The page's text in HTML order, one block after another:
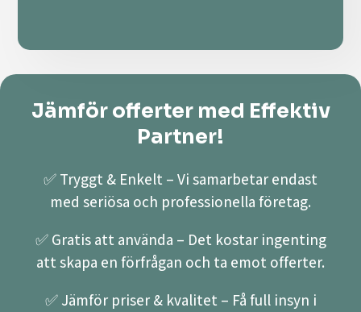
Jämför offerter med Effektiv
Partner!
✅ Tryggt & Enkelt – Vi samarbetar endast
med seriösa och professionella företag.
✅ Gratis att använda – Det kostar ingenting
att skapa en förfrågan och ta emot offerter.
✅ Jämför priser & kvalitet – Få full insyn i